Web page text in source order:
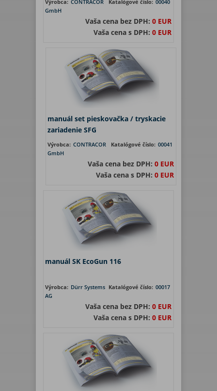
Výrobca: CONTRACOR
GmbH
Katalógové číslo: 00040
Vaša cena bez DPH: 0 EUR
Vaša cena s DPH: 0 EUR
manuál set pieskovačka / tryskacie
zariadenie SFG
Výrobca: CONTRACOR
GmbH
Katalógové číslo: 00041
Vaša cena bez DPH:0 EUR
Vaša cena s DPH:0 EUR
manuál SK EcoGun 116
Výrobca: Dürr Systems
AG
Katalógové číslo: 00017
Vaša cena bez DPH: 0 EUR
Vaša cena s DPH: 0 EUR